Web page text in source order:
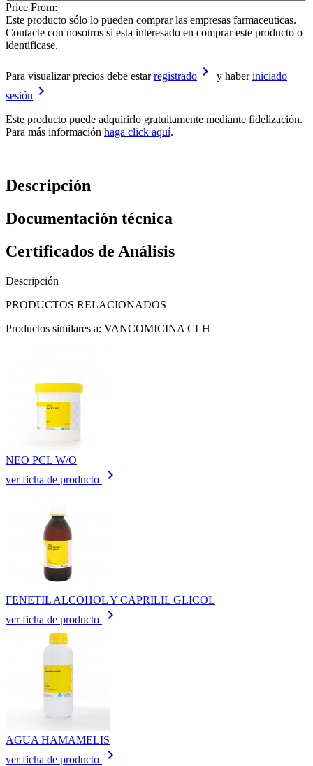
Price From:
Este producto sólo lo pueden comprar las empresas farmaceuticas.
Contacte con nosotros si esta interesado en comprar este producto o
identificase.
Para visualizar precios debe estarregistrado keyboard_arrow_right y haberiniciado
sesión keyboard_arrow_right
Este producto puede adquirirlo gratuitamente mediante fidelización.
Para más información haga click aquí.
Descripción
Documentación técnica
Certificados de Análisis
Descripción
PRODUCTOS RELACIONADOS
Productos similares a: VANCOMICINA CLH
NEO PCL W/O
ver ficha de producto
keyboard_arrow_right
FENETIL ALCOHOL Y CAPRILIL GLICOL
ver ficha de producto
keyboard_arrow_right
AGUA HAMAMELIS
ver ficha de producto
keyboard_arrow_right